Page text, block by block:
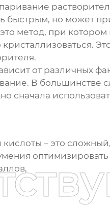
быстрым, но может
метод, при
кристаллизоваться.
от различных
В большинстве
сначала
кислоты – это